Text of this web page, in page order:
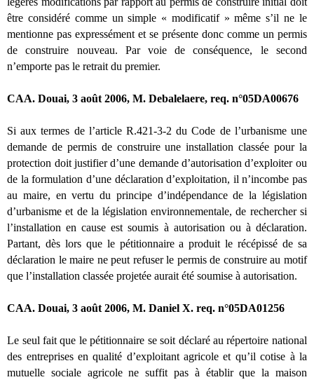
être considéré comme un simple « modificatif » même s’il ne le
mentionne pas expressément et se présente donc comme un permis
de construire nouveau. Par voie de conséquence, le second
n’emporte pas le retrait du premier.
CAA. Douai, 3 août 2006, M. Debalelaere, req. n°05DA00676
Si aux termes de l’article R.421-3-2 du Code de l’urbanisme une
demande de permis de construire une installation classée pour la
protection doit justifier d’une demande d’autorisation d’exploiter ou
de la formulation d’une déclaration d’exploitation, il n’incombe pas
au maire, en vertu du principe d’indépendance de la législation
d’urbanisme et de la législation environnementale, de rechercher si
l’installation en cause est soumis à autorisation ou à déclaration.
Partant, dès lors que le pétitionnaire a produit le récépissé de sa
déclaration le maire ne peut refuser le permis de construire au motif
que l’installation classée projetée aurait été soumise à autorisation.
CAA. Douai, 3 août 2006, M. Daniel X. req. n°05DA01256
Le seul fait que le pétitionnaire se soit déclaré au répertoire national
des entreprises en qualité d’exploitant agricole et qu’il cotise à la
mutuelle sociale agricole ne suffit pas à établir que la maison